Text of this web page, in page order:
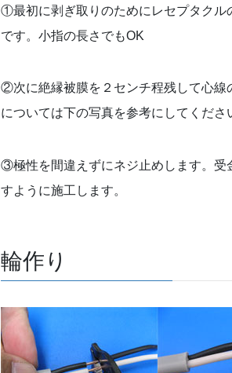
①最初に剥ぎ取りのためにレセプタクル
です。小指の長さでもOK
②次に絶縁被膜を２センチ程残して心線
については下の写真を参考にしてくださ
③極性を間違えずにネジ止めします。受
すように施工します。
輪作り